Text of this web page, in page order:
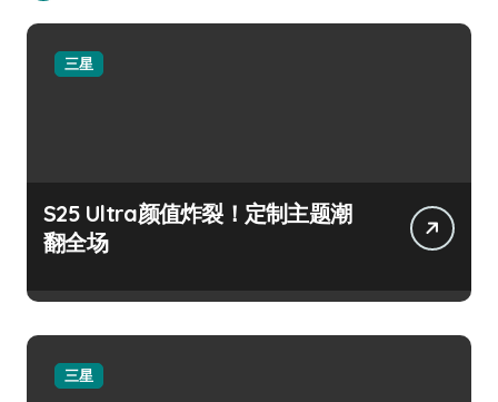
三星
S25 Ultra颜值炸裂！定制主题潮
翻全场
三星